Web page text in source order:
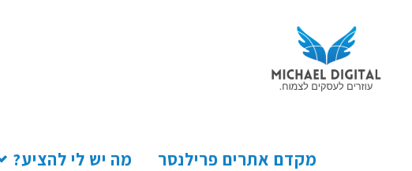
מקדם אתרים פרילנסר מה יש לי להציע?